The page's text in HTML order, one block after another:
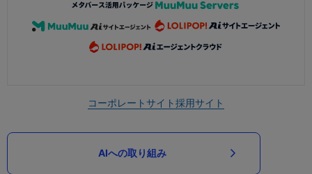
コーポレートサイト採用サイト
AIへの取り組み